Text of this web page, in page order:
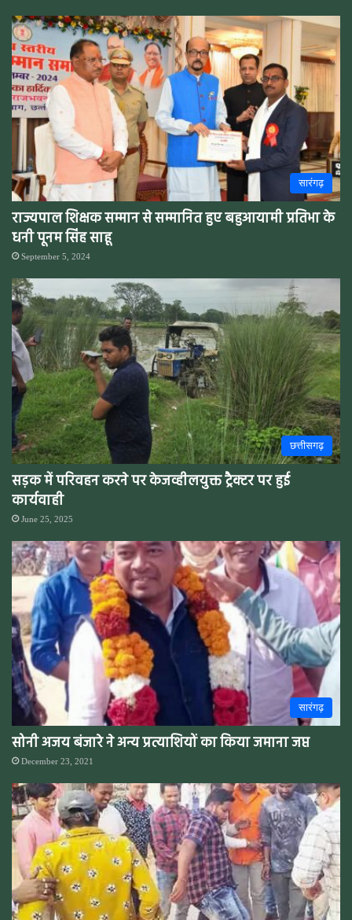
सारंगढ़
राज्यपाल शिक्षक सम्मान से सम्मानित हुए बहुआयामी प्रतिभा के
धनी पूनम सिंह साहू
September 5, 2024
छत्तीसगढ़
सड़क में परिवहन करने पर केजव्हीलयुक्त ट्रैक्टर पर हुई
कार्यवाही
June 25, 2025
सारंगढ़
सोनी अजय बंजारे ने अन्य प्रत्याशियों का किया जमाना जप्त
December 23, 2021